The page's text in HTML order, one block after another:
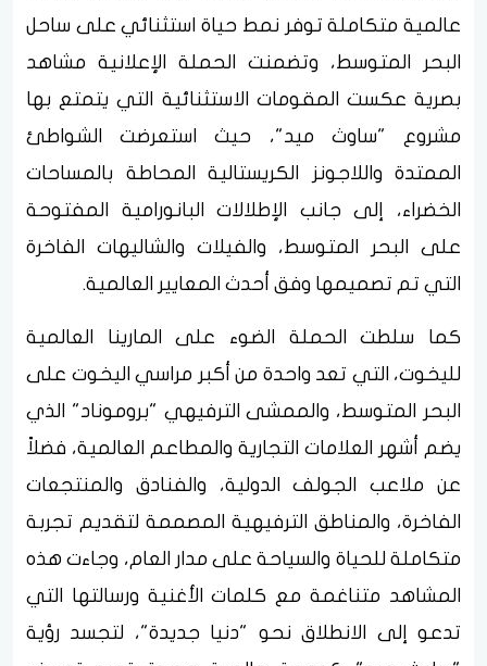
عالمية متكاملة توفر نمط حياة استثنائي على ساحل
البحر المتوسط، وتضمنت الحملة الإعلانية مشاهد
بصرية عكست المقومات الاستثنائية التي يتمتع بها
مشروع "ساوث ميد"، حيث استعرضت الشواطئ
الممتدة واللاجونز الكريستالية المحاطة بالمساحات
الخضراء، إلى جانب الإطلالات البانورامية المفتوحة
على البحر المتوسط، والفيلات والشاليهات الفاخرة
التي تم تصميمها وفق أحدث المعايير العالمية.
كما سلطت الحملة الضوء على المارينا العالمية
لليخوت، التي تعد واحدة من أكبر مراسي اليخوت على
البحر المتوسط، والممشى الترفيهي "بروموناد" الذي
يضم أشهر العلامات التجارية والمطاعم العالمية، فضلاً
عن ملاعب الجولف الدولية، والفنادق والمنتجعات
الفاخرة، والمناطق الترفيهية المصممة لتقديم تجربة
متكاملة للحياة والسياحة على مدار العام، وجاءت هذه
المشاهد متناغمة مع كلمات الأغنية ورسالتها التي
تدعو إلى الانطلاق نحو "دنيا جديدة"، لتجسد رؤية